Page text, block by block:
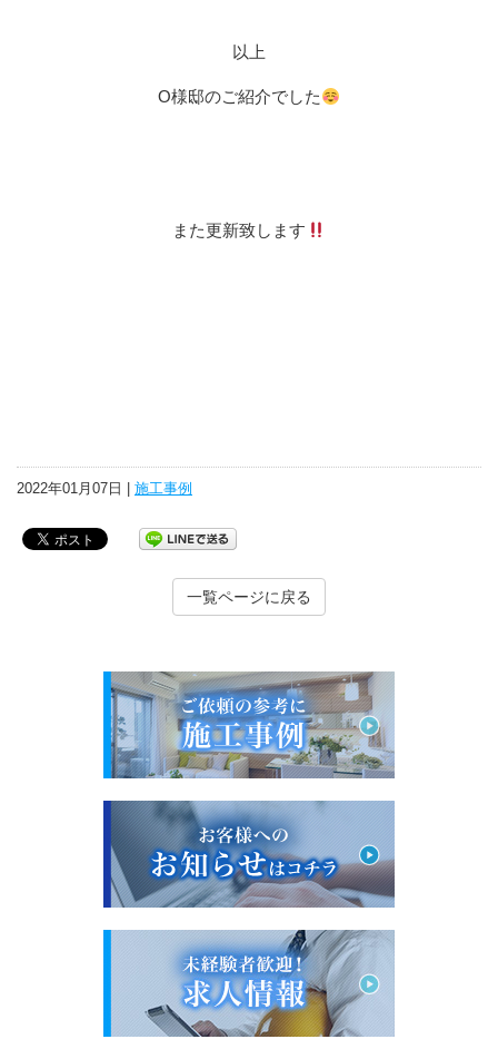
以上
O様邸のご紹介でした
また更新致します
2022年01月07日 | 施工事例
一覧ページに戻る